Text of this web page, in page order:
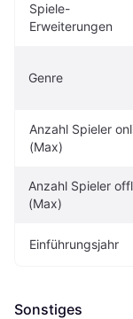
Spiele-
Erweiterungen
Genre
Anzahl Spieler
(Max)
Anzahl Spieler
(Max)
Einführungsjahr
Sonstiges